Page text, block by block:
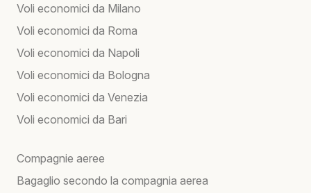
Voli economici da Milano
Voli economici da Roma
Voli economici da Napoli
Voli economici da Bologna
Voli economici da Venezia
Voli economici da Bari
Compagnie aeree
Bagaglio secondo la compagnia aerea